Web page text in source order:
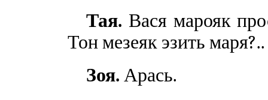
Тая. Вася марояк
Тон мезеяк эзить маря?..
Зоя. Арась.